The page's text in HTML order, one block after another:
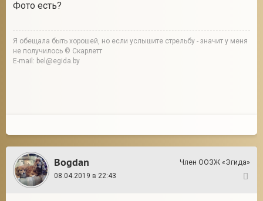
Фото есть?
Я обещала быть хорошей, но если услышите стрельбу - значит у меня
не получилось © Скарлетт
E-mail: bel@egida.by
Bogdan
Член ООЗЖ «Эгида»
08.04.2019 в 22:43